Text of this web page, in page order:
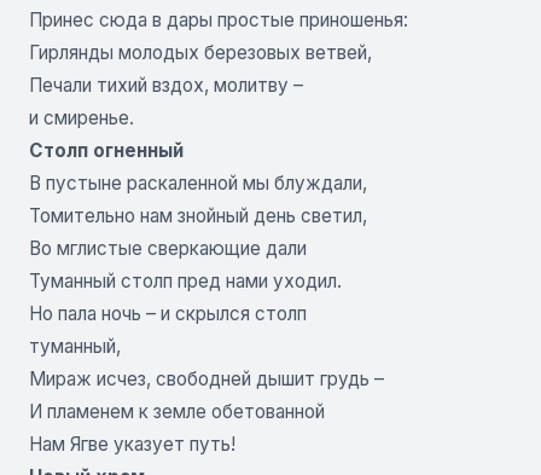
Принес сюда в дары простые приношенья:
Гирлянды молодых березовых ветвей,
Печали тихий вздох, молитву –
и смиренье.
Столп огненный
В пустыне раскаленной мы блуждали,
Томительно нам знойный день светил,
Во мглистые сверкающие дали
Туманный столп пред нами уходил.
Но пала ночь – и скрылся столп
туманный,
Мираж исчез, свободней дышит грудь –
И пламенем к земле обетованной
Нам Ягве указует путь!